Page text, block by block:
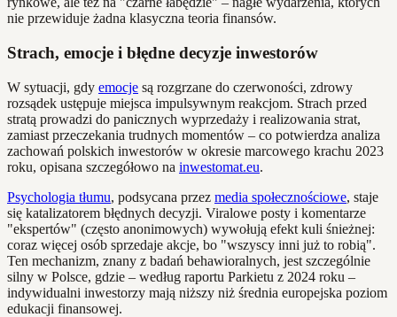
nie przewiduje żadna klasyczna teoria finansów.
Strach, emocje i błędne decyzje inwestorów
W sytuacji, gdy emocje są rozgrzane do czerwoności, zdrowy
rozsądek ustępuje miejsca impulsywnym reakcjom. Strach przed
stratą prowadzi do panicznych wyprzedaży i realizowania strat,
zamiast przeczekania trudnych momentów – co potwierdza analiza
zachowań polskich inwestorów w okresie marcowego krachu 2023
roku, opisana szczegółowo na inwestomat.eu.
Psychologia tłumu, podsycana przez media społecznościowe, staje
się katalizatorem błędnych decyzji. Viralowe posty i komentarze
"ekspertów" (często anonimowych) wywołują efekt kuli śnieżnej:
coraz więcej osób sprzedaje akcje, bo "wszyscy inni już to robią".
Ten mechanizm, znany z badań behawioralnych, jest szczególnie
silny w Polsce, gdzie – według raportu Parkietu z 2024 roku –
indywidualni inwestorzy mają niższy niż średnia europejska poziom
edukacji finansowej.